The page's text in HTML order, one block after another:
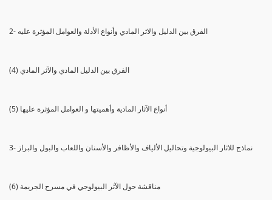
2- الفرق بين الدليل والاثر المادي وأنواع الأدلة والعوامل المؤثرة عليه
(4) الفرق بين الدليل المادي والآثر المادي
(5) أنواع الآثار المادية وأهميتها و العوامل المؤثرة عليها
3- نماذج للاثار البيولوجية وتحاليل الألياف والأظافر والأسنان واللعاب والبول والبراز
(6) مناقشة حول الآثر البيولوجي في مسرح الجريمة